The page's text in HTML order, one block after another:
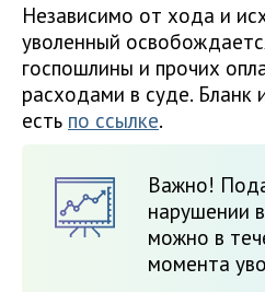
Независимо от хода и
уволенный
госпошлины и прочих
расходами в суде. Бланк
есть по ссылке.
Важно!
нарушении
можно в
момента